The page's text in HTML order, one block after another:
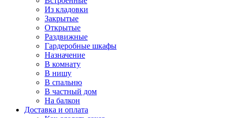
Из кладовки
Закрытые
Открытые
Раздвижные
Гардеробные шкафы
Назначение
В комнату
В нишу
В спальню
В частный дом
На балкон
Доставка и оплата